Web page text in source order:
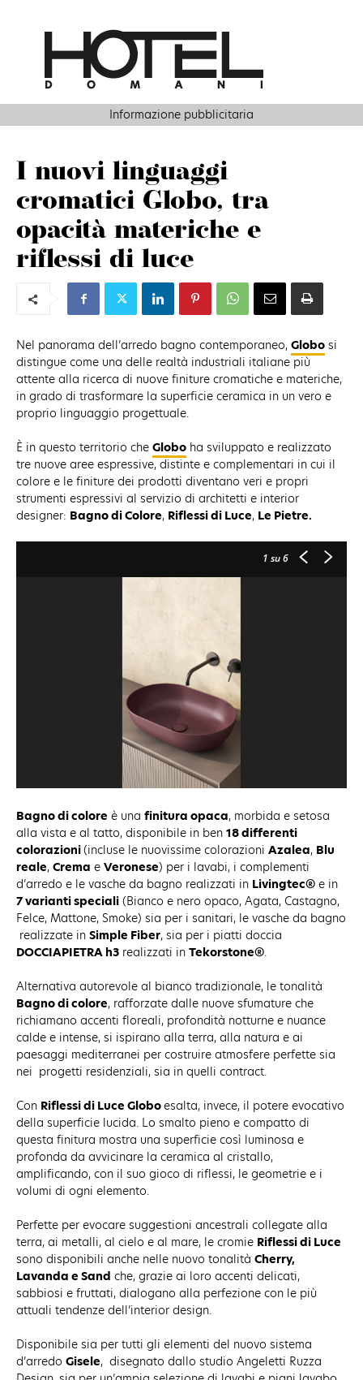
Informazione pubblicitaria
I nuovi linguaggi
cromatici Globo, tra
opacità materiche e
riflessi di luce
Nel panorama dell’arredo bagno contemporaneo, Globo si
distingue come una delle realtà industriali italiane più
attente alla ricerca di nuove finiture cromatiche e materiche,
in grado di trasformare la superficie ceramica in un vero e
proprio linguaggio progettuale.
È in questo territorio che Globo ha sviluppato e realizzato
tre nuove aree espressive, distinte e complementari in cui il
colore e le finiture dei prodotti diventano veri e propri
strumenti espressivi al servizio di architetti e interior
designer: Bagno di Colore, Riflessi di Luce, Le Pietre.
1 su 6
Bagno di colore è una finitura opaca, morbida e setosa
alla vista e al tatto, disponibile in ben 18 differenti
colorazioni(incluse le nuovissime colorazioni Azalea, Blu
reale, Crema e Veronese) per i lavabi, i complementi
d’arredo e le vasche da bagno realizzati in Livingtec® e in
7 varianti speciali (Bianco e nero opaco, Agata, Castagno,
Felce, Mattone, Smoke) sia per i sanitari, le vasche da bagno
realizzate in Simple Fiber, sia per i piatti doccia
DOCCIAPIETRA h3 realizzati in Tekorstone®.
Alternativa autorevole al bianco tradizionale, le tonalità
Bagno di colore, rafforzate dalle nuove sfumature che
richiamano accenti floreali, profondità notturne e nuance
calde e intense, si ispirano alla terra, alla natura e ai
paesaggi mediterranei per costruire atmosfere perfette sia
nei progetti residenziali, sia in quelli contract.
Con Riflessi di Luce Globoesalta, invece, il potere evocativo
della superficie lucida. Lo smalto pieno e compatto di
questa finitura mostra una superficie così luminosa e
profonda da avvicinare la ceramica al cristallo,
amplificando, con il suo gioco di riflessi, le geometrie e i
volumi di ogni elemento.
Perfette per evocare suggestioni ancestrali collegate alla
terra, ai metalli, al cielo e al mare, le cromie Riflessi di Luce
sono disponibili anche nelle nuovo tonalità Cherry,
Lavanda e Sand che, grazie ai loro accenti delicati,
sabbiosi e fruttati, dialogano alla perfezione con le più
attuali tendenze dell’interior design.
Disponibile sia per tutti gli elementi del nuovo sistema
d’arredo Gisele, disegnato dallo studio Angeletti Ruzza